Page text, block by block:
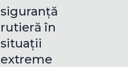
siguranță
rutieră în
situații
extreme